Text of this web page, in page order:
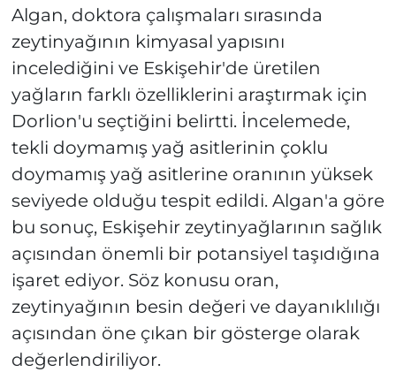
Algan, doktora çalışmaları sırasında
zeytinyağının kimyasal yapısını
incelediğini ve Eskişehir'de üretilen
yağların farklı özelliklerini araştırmak için
Dorlion'u seçtiğini belirtti. İncelemede,
tekli doymamış yağ asitlerinin çoklu
doymamış yağ asitlerine oranının yüksek
seviyede olduğu tespit edildi. Algan'a göre
bu sonuç, Eskişehir zeytinyağlarının sağlık
açısından önemli bir potansiyel taşıdığına
işaret ediyor. Söz konusu oran,
zeytinyağının besin değeri ve dayanıklılığı
açısından öne çıkan bir gösterge olarak
değerlendiriliyor.